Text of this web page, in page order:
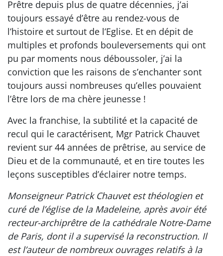
Prêtre depuis plus de quatre décennies, j’ai
toujours essayé d’être au rendez-vous de
l’histoire et surtout de l’Eglise. Et en dépit de
multiples et profonds bouleversements qui ont
pu par moments nous déboussoler, j’ai la
conviction que les raisons de s’enchanter sont
toujours aussi nombreuses qu’elles pouvaient
l’être lors de ma chère jeunesse !
Avec la franchise, la subtilité et la capacité de
recul qui le caractérisent, Mgr Patrick Chauvet
revient sur 44 années de prêtrise, au service de
Dieu et de la communauté, et en tire toutes les
leçons susceptibles d’éclairer notre temps.
Monseigneur Patrick Chauvet est théologien et
curé de l’église de la Madeleine, après avoir été
recteur-archiprêtre de la cathédrale Notre-Dame
de Paris, dont il a supervisé la reconstruction. Il
est l’auteur de nombreux ouvrages relatifs à la